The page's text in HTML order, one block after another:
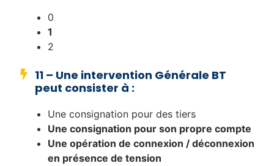
0
1
2
11 – Une intervention Générale BT
peut consister à :
Une consignation pour des tiers
Une consignation pour son propre compte
Une opération de connexion / déconnexion
en présence de tension